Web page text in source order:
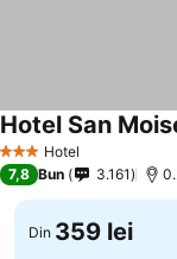
3 SteleHotel
Hotel San
7,8 Bun 3.161
Din 359 lei